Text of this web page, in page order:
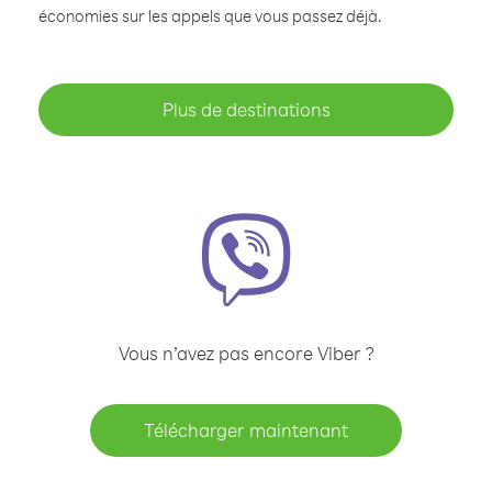
économies sur les appels que vous passez déjà.
Plus de destinations
Vous n’avez pas encore Viber ?
Télécharger maintenant